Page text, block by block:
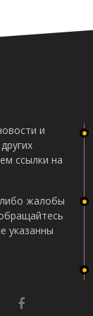
и
ссылки на
либо жалобы
указанны